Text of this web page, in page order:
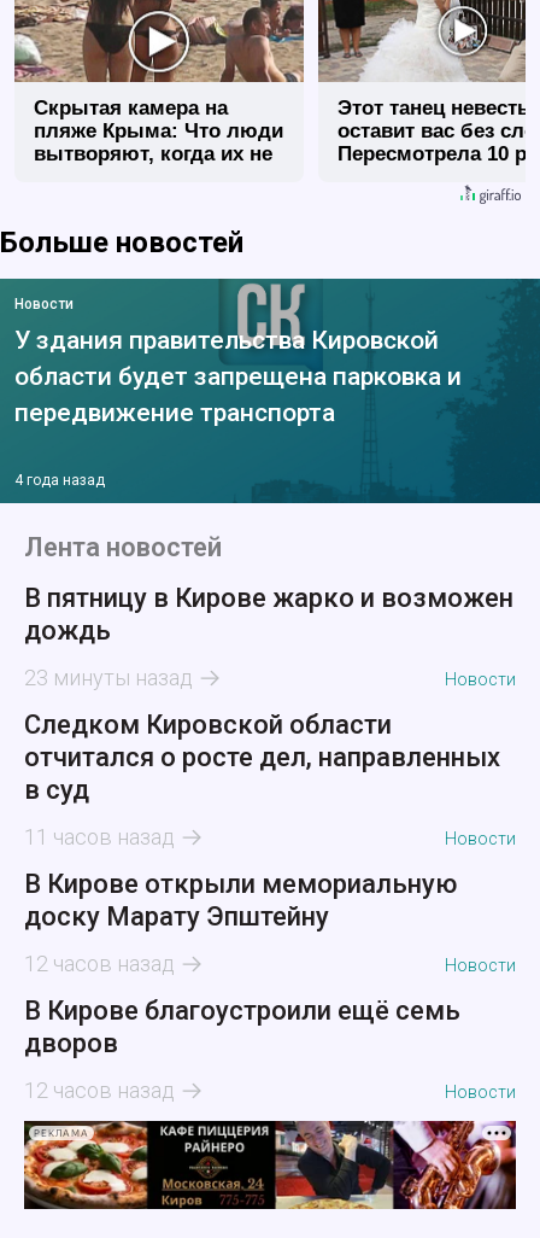
Скрытая камера на
пляже Крыма: Что люди
вытворяют, когда их не
Этот танец невесты
оставит вас без
Пересмотрела 10
Больше новостей
Новости
У здания правительства Кировской
области будет запрещена парковка и
передвижение транспорта
4 года назад
Лента новостей
В пятницу в Кирове жарко и возможен
дождь
23 минуты назад Новости
Следком Кировской области
отчитался о росте дел, направленных
в суд
11 часов назад Новости
В Кирове открыли мемориальную
доску Марату Эпштейну
12 часов назад Новости
В Кирове благоустроили ещё семь
дворов
12 часов назад Новости
РЕКЛАМА